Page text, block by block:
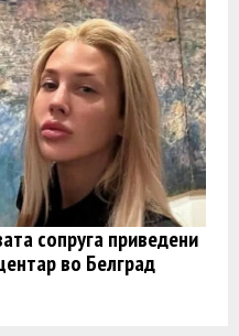
сопруга приведени
во Белград